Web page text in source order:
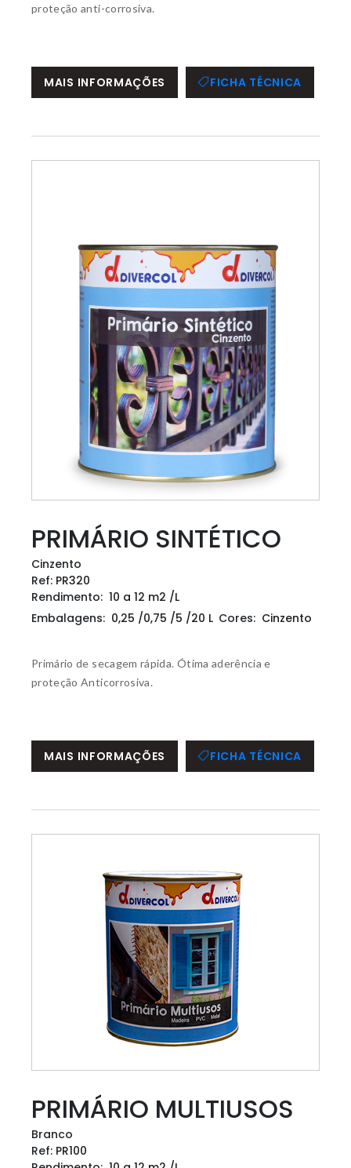
proteção anti-corrosiva.
MAIS INFORMAÇÕES FICHA TÉCNICA
PRIMÁRIO SINTÉTICO
Cinzento
Ref: PR320
Rendimento: 10 a 12 m2 /L
Embalagens: 0,25 /0,75 /5 /20 L Cores: Cinzento
Primário de secagem rápida. Ótima aderência e
proteção Anticorrosiva.
MAIS INFORMAÇÕES FICHA TÉCNICA
PRIMÁRIO MULTIUSOS
Branco
Ref: PR100